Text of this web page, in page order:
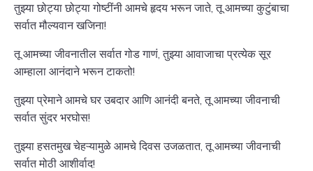
तुझ्या छोट्या छोट्या गोष्टींनी आमचे हृदय भरून जाते, तू आमच्या कुटुंबाचा
सर्वात मौल्यवान खजिना!
तू आमच्या जीवनातील सर्वात गोड गाणं, तुझ्या आवाजाचा प्रत्येक सूर
आम्हाला आनंदाने भरून टाकतो!
तुझ्या प्रेमाने आमचे घर उबदार आणि आनंदी बनते, तू आमच्या जीवनाची
सर्वात सुंदर भरघोस!
तुझ्या हसतमुख चेहऱ्यामुळे आमचे दिवस उजळतात, तू आमच्या जीवनाची
सर्वात मोठी आशीर्वाद!